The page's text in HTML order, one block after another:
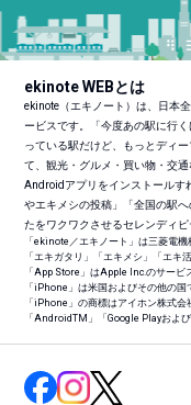
ekinote WEBとは
ekinote（エキノート）は、日本
ービスです。「今度あの駅に行
っている駅だけど、もっとディ
て、観光・グルメ・買い物・交
Androidアプリをインストールす
やエキメシの投稿」「全国の駅
たをワクワクさせるセレンディ
「ekinote／エキノート」は三菱電機
「エキガタリ」「エキメシ」「エキ
「App Store」はApple Inc.のサービ
「iPhone」は米国およびその他の
「iPhone」の商標はアイホン株式会
「AndroidTM 」「Google Playおよ